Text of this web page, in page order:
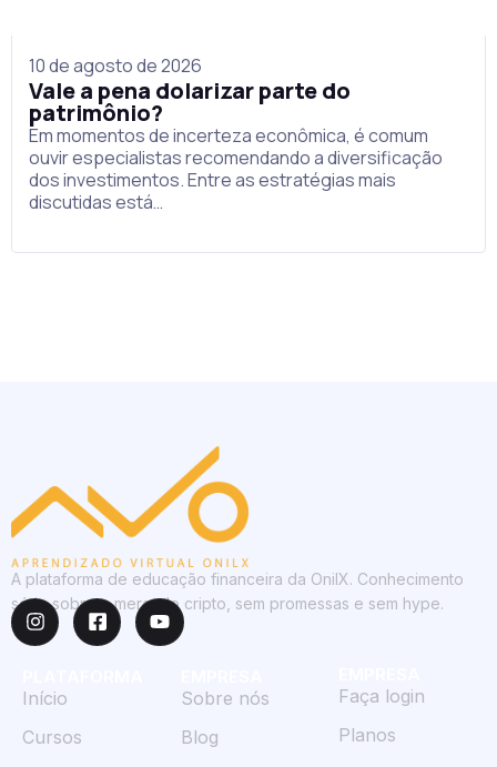
10 de agosto de 2026
Vale a pena dolarizar parte do
patrimônio?
Em momentos de incerteza econômica, é comum
ouvir especialistas recomendando a diversificação
dos investimentos. Entre as estratégias mais
discutidas está…
A plataforma de educação financeira da OnilX. Conhecimento
sério sobre o mercado cripto, sem promessas e sem hype.
Início
Cursos
Sobre nós
Blog
Faça login
Planos